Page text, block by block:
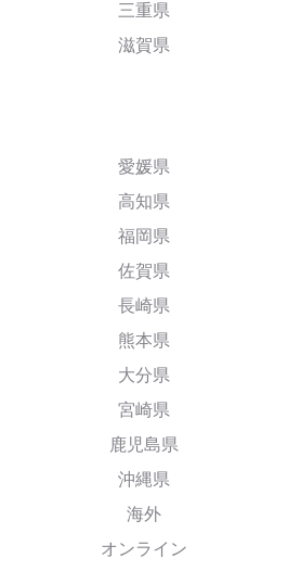
三重県
滋賀県
愛媛県
高知県
福岡県
佐賀県
長崎県
熊本県
大分県
宮崎県
鹿児島県
沖縄県
海外
オンライン